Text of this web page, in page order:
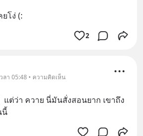
โง่ (:
2
ลา 05:48 • ความคิดเห็น
แต่ว่า ควาย นี่มันสั่งสอนยาก เขาถึง
นี้